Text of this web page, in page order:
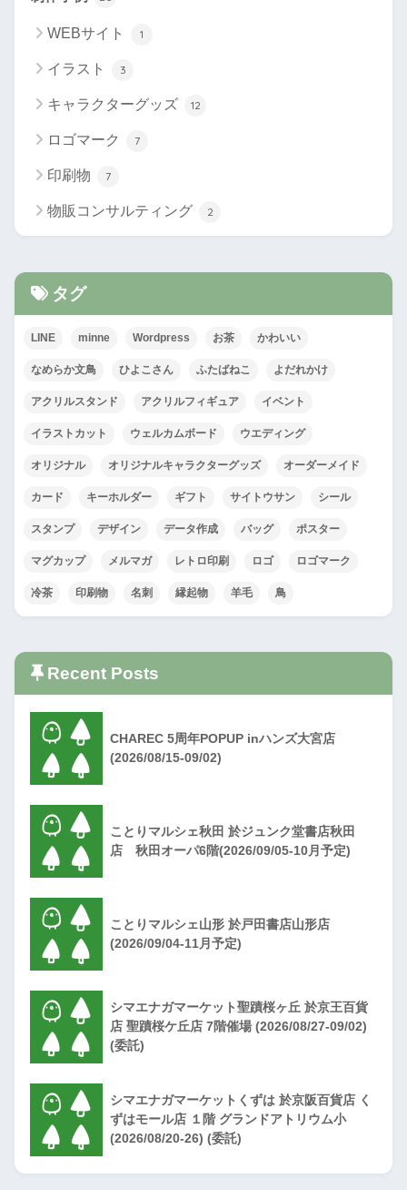
WEBサイト 1
イラスト 3
キャラクターグッズ 12
ロゴマーク 7
印刷物 7
物販コンサルティング 2
タグ
LINE minne Wordpress お茶 かわいい
なめらか文鳥 ひよこさん ふたばねこ よだれかけ
アクリルスタンド アクリルフィギュア イベント
イラストカット ウェルカムボード ウエディング
オリジナル オリジナルキャラクターグッズ オーダーメイド
カード キーホルダー ギフト サイトウサン シール
スタンプ デザイン データ作成 バッグ ポスター
マグカップ メルマガ レトロ印刷 ロゴ ロゴマーク
冷茶 印刷物 名刺 縁起物 羊毛 鳥
Recent Posts
CHAREC 5周年POPUP inハンズ大宮店
(2026/08/15-09/02)
ことりマルシェ秋田 於ジュンク堂書店秋田
店 秋田オーパ6階(2026/09/05-10月予定)
ことりマルシェ山形 於戸田書店山形店
(2026/09/04-11月予定)
シマエナガマーケット聖蹟桜ヶ丘 於京王百貨
店 聖蹟桜ケ丘店 7階催場 (2026/08/27-09/02)
(委託)
シマエナガマーケットくずは 於京阪百貨店 く
ずはモール店 １階 グランドアトリウム小
(2026/08/20-26) (委託)